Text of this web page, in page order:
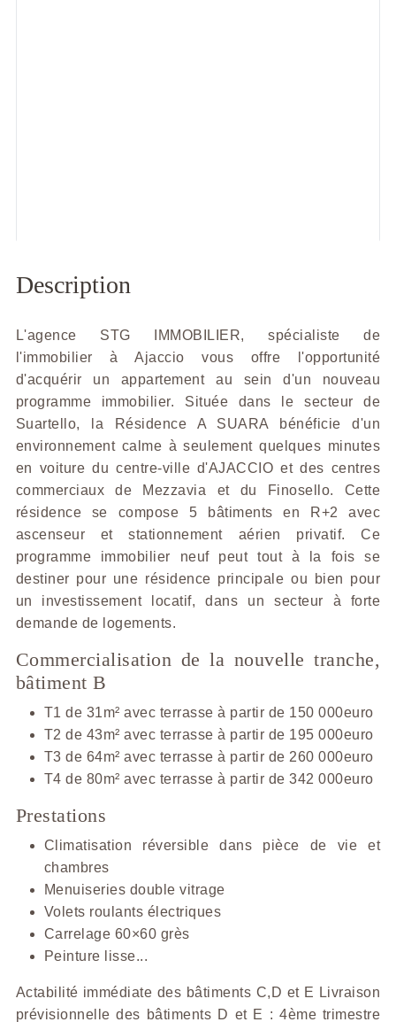
Description
L'agence STG IMMOBILIER, spécialiste de
l'immobilier à Ajaccio vous offre l'opportunité
d'acquérir un appartement au sein d'un nouveau
programme immobilier. Située dans le secteur de
Suartello, la Résidence A SUARA bénéficie d'un
environnement calme à seulement quelques minutes
en voiture du centre-ville d'AJACCIO et des centres
commerciaux de Mezzavia et du Finosello. Cette
résidence se compose 5 bâtiments en R+2 avec
ascenseur et stationnement aérien privatif. Ce
programme immobilier neuf peut tout à la fois se
destiner pour une résidence principale ou bien pour
un investissement locatif, dans un secteur à forte
demande de logements.
Commercialisation de la nouvelle tranche,
bâtiment B
T1 de 31m² avec terrasse à partir de 150 000euro
T2 de 43m² avec terrasse à partir de 195 000euro
T3 de 64m² avec terrasse à partir de 260 000euro
T4 de 80m² avec terrasse à partir de 342 000euro
Prestations
Climatisation réversible dans pièce de vie et
chambres
Menuiseries double vitrage
Volets roulants électriques
Carrelage 60×60 grès
Peinture lisse...
Actabilité immédiate des bâtiments C,D et E Livraison
prévisionnelle des bâtiments D et E : 4ème trimestre